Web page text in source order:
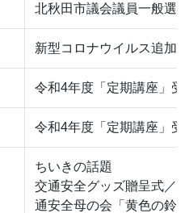
北秋田市議会議員一般選
新型コロナウイルス追加
令和4年度「定期講座」
令和4年度「定期講座」
ちいきの話題
交通安全グッズ贈呈式／
通安全母の会「黄色の鈴